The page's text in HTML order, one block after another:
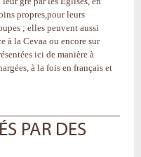
propres,pour leurs
; elles peuvent aussi
à la Cevaa ou encore sur
ici de manière à
à la fois en français et
PAR DES